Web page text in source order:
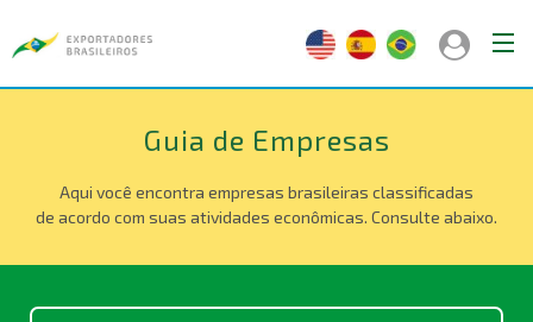
Guia de Empresas
Aqui você encontra empresas brasileiras classificadas
de acordo com suas atividades econômicas. Consulte abaixo.